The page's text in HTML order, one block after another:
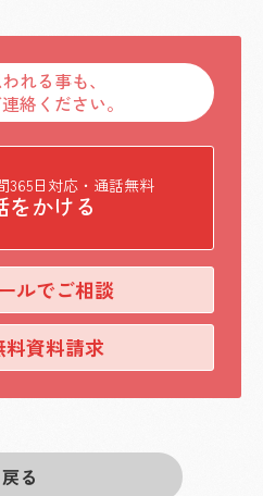
れる事も、
絡ください。
365日対応・通話無料
をかける
ルでご相談
料資料請求
戻る